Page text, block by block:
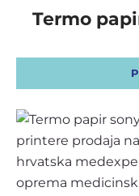
Termo
DALJE